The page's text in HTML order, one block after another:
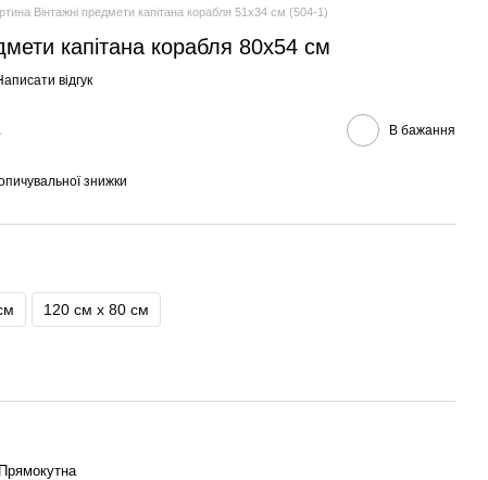
Вінтажні предмети капітана корабля 51x34 см (504-1)
капітана корабля 80x54 см
відгук
В бажання
знижки
120 см x 80 см
Прямокутна